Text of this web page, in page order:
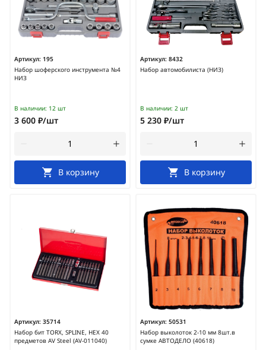
Артикул: 195
Набор шоферского инструмента №4
НИЗ
В наличии: 12 шт
3 600 ₽/шт
В корзину
Артикул: 8432
Набор автомобилиста (НИЗ)
В наличии: 2 шт
5 230 ₽/шт
В корзину
Артикул: 35714
Набор бит TORX, SPLINE, HEX 40
предметов AV Steel (AV-011040)
Артикул: 50531
Набор выколоток 2-10 мм 8шт.в
сумке АВТОДЕЛО (40618)